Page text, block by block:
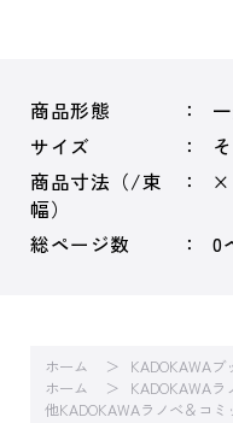
商品形態
サイズ
商品寸法（/束
幅）
×
総ページ数 0
ホーム KADOKAWAブ
ホーム
KADOKAWA
他KADOKAWAラノベ＆コ